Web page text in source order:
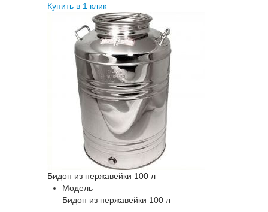
Купить в 1 клик
Бидон из нержавейки 100 л
Модель
Бидон из нержавейки 100 л